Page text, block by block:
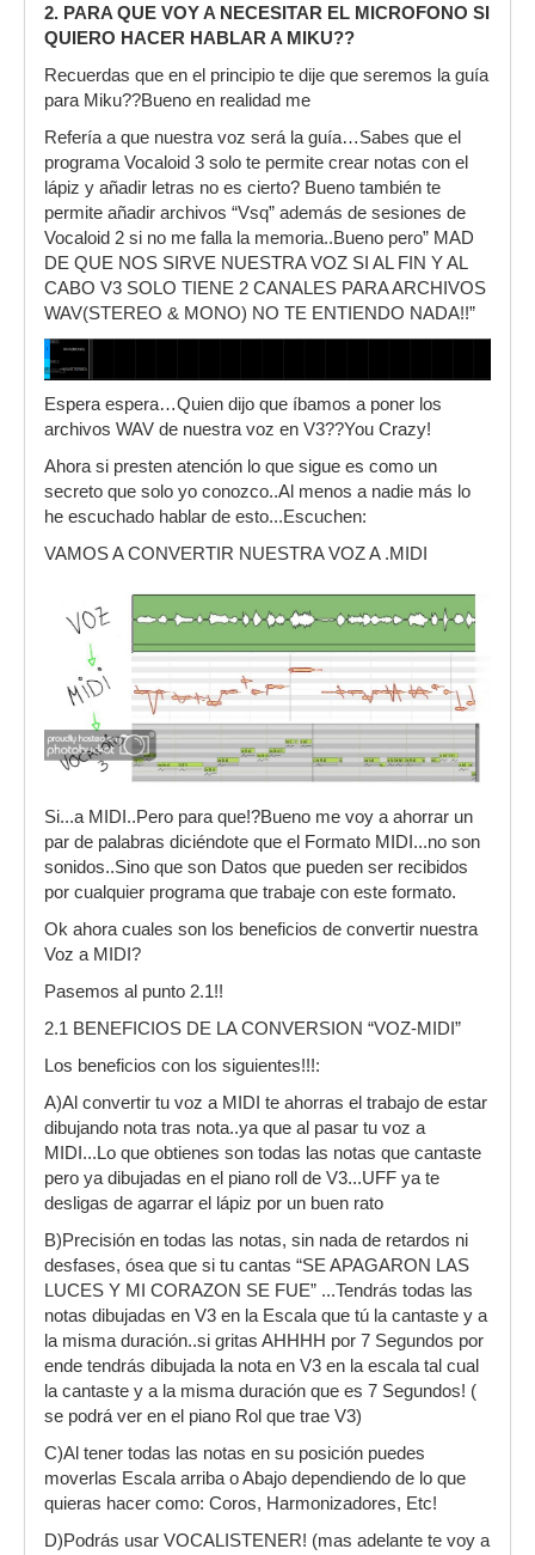
2. PARA QUE VOY A NECESITAR EL MICROFONO SI
QUIERO HACER HABLAR A MIKU??
Recuerdas que en el principio te dije que seremos la guía
para Miku??Bueno en realidad me
Refería a que nuestra voz será la guía…Sabes que el
programa Vocaloid 3 solo te permite crear notas con el
lápiz y añadir letras no es cierto? Bueno también te
permite añadir archivos “Vsq” además de sesiones de
Vocaloid 2 si no me falla la memoria..Bueno pero” MAD
DE QUE NOS SIRVE NUESTRA VOZ SI AL FIN Y AL
CABO V3 SOLO TIENE 2 CANALES PARA ARCHIVOS
WAV(STEREO & MONO) NO TE ENTIENDO NADA!!”
Espera espera…Quien dijo que íbamos a poner los
archivos WAV de nuestra voz en V3??You Crazy!
Ahora si presten atención lo que sigue es como un
secreto que solo yo conozco..Al menos a nadie más lo
he escuchado hablar de esto...Escuchen:
VAMOS A CONVERTIR NUESTRA VOZ A .MIDI
Si...a MIDI..Pero para que!?Bueno me voy a ahorrar un
par de palabras diciéndote que el Formato MIDI...no son
sonidos..Sino que son Datos que pueden ser recibidos
por cualquier programa que trabaje con este formato.
Ok ahora cuales son los beneficios de convertir nuestra
Voz a MIDI?
Pasemos al punto 2.1!!
2.1 BENEFICIOS DE LA CONVERSION “VOZ-MIDI”
Los beneficios con los siguientes!!!:
A)Al convertir tu voz a MIDI te ahorras el trabajo de estar
dibujando nota tras nota..ya que al pasar tu voz a
MIDI...Lo que obtienes son todas las notas que cantaste
pero ya dibujadas en el piano roll de V3...UFF ya te
desligas de agarrar el lápiz por un buen rato
B)Precisión en todas las notas, sin nada de retardos ni
desfases, ósea que si tu cantas “SE APAGARON LAS
LUCES Y MI CORAZON SE FUE” ...Tendrás todas las
notas dibujadas en V3 en la Escala que tú la cantaste y a
la misma duración..si gritas AHHHH por 7 Segundos por
ende tendrás dibujada la nota en V3 en la escala tal cual
la cantaste y a la misma duración que es 7 Segundos! (
se podrá ver en el piano Rol que trae V3)
C)Al tener todas las notas en su posición puedes
moverlas Escala arriba o Abajo dependiendo de lo que
quieras hacer como: Coros, Harmonizadores, Etc!
D)Podrás usar VOCALISTENER! (mas adelante te voy a